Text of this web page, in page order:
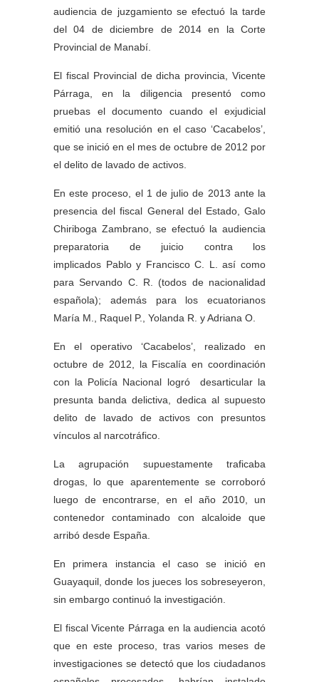
audiencia de juzgamiento se efectuó la tarde
del 04 de diciembre de 2014 en la Corte
Provincial de Manabí.
El fiscal Provincial de dicha provincia, Vicente
Párraga, en la diligencia presentó como
pruebas el documento cuando el exjudicial
emitió una resolución en el caso ‘Cacabelos’,
que se inició en el mes de octubre de 2012 por
el delito de lavado de activos.
En este proceso, el 1 de julio de 2013 ante la
presencia del fiscal General del Estado, Galo
Chiriboga Zambrano, se efectuó la audiencia
preparatoria de juicio contra los
implicados Pablo y Francisco C. L. así como
para Servando C. R. (todos de nacionalidad
española); además para los ecuatorianos
María M., Raquel P., Yolanda R. y Adriana O.
En el operativo ‘Cacabelos’, realizado en
octubre de 2012, la Fiscalía en coordinación
con la Policía Nacional logró desarticular la
presunta banda delictiva, dedica al supuesto
delito de lavado de activos con presuntos
vínculos al narcotráfico.
La agrupación supuestamente traficaba
drogas, lo que aparentemente se corroboró
luego de encontrarse, en el año 2010, un
contenedor contaminado con alcaloide que
arribó desde España.
En primera instancia el caso se inició en
Guayaquil, donde los jueces los sobreseyeron,
sin embargo continuó la investigación.
El fiscal Vicente Párraga en la audiencia acotó
que en este proceso, tras varios meses de
investigaciones se detectó que los ciudadanos